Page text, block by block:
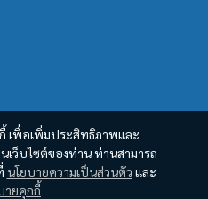
เพื่อเพิ่มประสิทธิภาพและ
เว็บไซต์ของท่าน ท่านสามารถ
นโยบายความเป็นส่วนตัว และ
ายคุกกี้